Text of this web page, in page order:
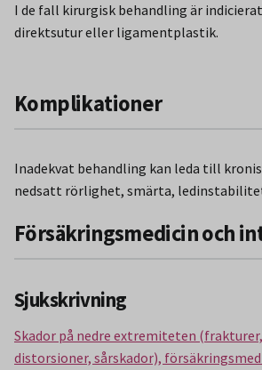
I de fall kirurgisk behandling är
direktsutur eller ligamentplastik.
Komplikationer
Inadekvat behandling kan leda till
nedsatt rörlighet, smärta,
Försäkringsmedicin och
Sjukskrivning
Skador på nedre extremiteten
distorsioner, sårskador),